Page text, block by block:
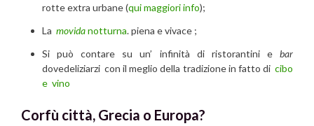
rotte extra urbane (qui maggiori info);
La movidanotturna. piena e vivace ;
Si può contare su un’ infinità di ristorantini e bar
dovedeliziarzi con il meglio della tradizione in fatto di cibo
e vino
Corfù città, Grecia o Europa?